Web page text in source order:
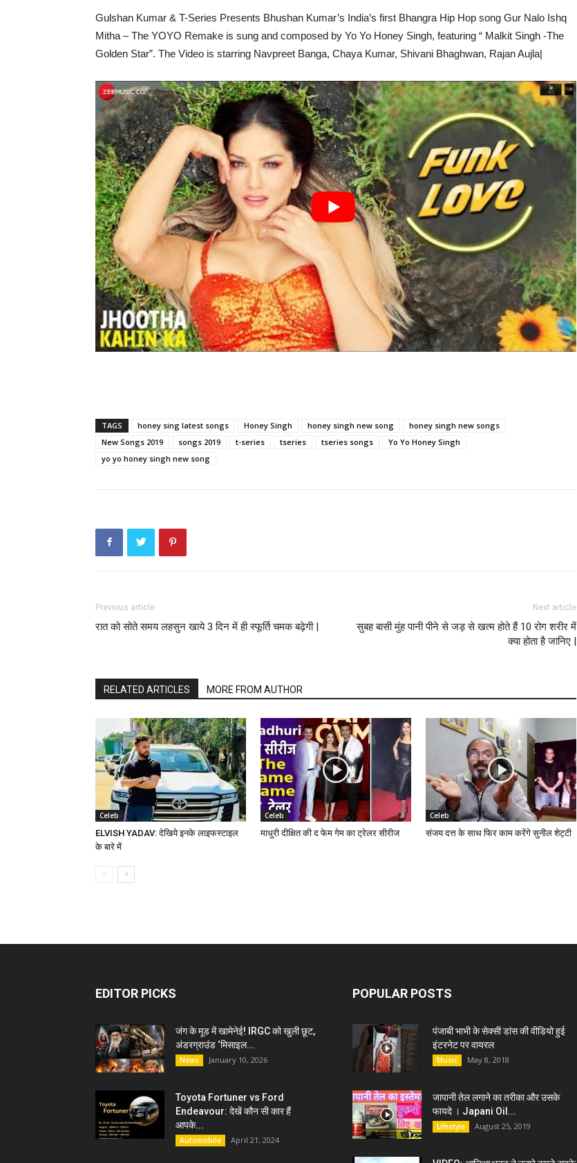
Gulshan Kumar & T-Series Presents Bhushan Kumar’s India’s first Bhangra Hip Hop song Gur Nalo Ishq
Mitha – The YOYO Remake is sung and composed by Yo Yo Honey Singh, featuring “ Malkit Singh -The
Golden Star”. The Video is starring Navpreet Banga, Chaya Kumar, Shivani Bhaghwan, Rajan Aujla|
TAGS honey sing latest songs Honey Singh honey singh new song
honey singh new songs
New Songs 2019
songs 2019 t-series tseries tseries songs
Yo Yo Honey Singh
yo yo honey singh new song
Previous article
रात को सोते समय लहसुन खाये 3 दिन में ही स्फूर्ति चमक बढ़ेगी |
Next article
सुबह बासी मुंह पानी पीने से जड़ से खत्म होते हैं 10 रोग शरीर में
क्या होता है जानिए |
RELATED ARTICLES MORE FROM AUTHOR
Celeb
ELVISH YADAV: देखिये इनके लाइफस्टाइल
के बारे में
Celeb
माधुरी दीक्षित की द फेम गेम का ट्रेलर सीरीज
Celeb
संजय दत्त के साथ फिर काम करेंगे सुनील शेट्टी
EDITOR PICKS
जंग के मूड में खामेनेई! IRGC को खुली छूट,
अंडरग्राउंड ‘मिसाइल...
News January 10, 2026
Toyota Fortuner vs Ford
Endeavour: देखें कौन सी कार हैं
आपके...
Automobile April 21, 2024
POPULAR POSTS
पंजाबी भाभी के सेक्सी डांस की वीडियो हुई
इंटरनेट पर वायरल
Music May 8, 2018
जापानी तेल लगाने का तरीका और उसके
फायदे । Japani Oil...
Lifestyle August 25, 2019